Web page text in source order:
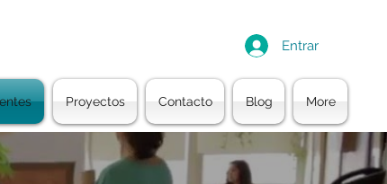
Entrar
Proyectos Contacto Blog More